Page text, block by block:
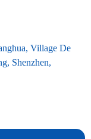
Village De
Shenzhen,